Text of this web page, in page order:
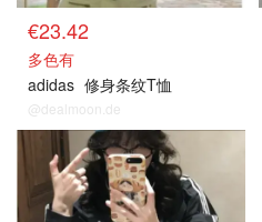
€23.42
多色有
adidas 修身条纹T恤
@dealmoon.de